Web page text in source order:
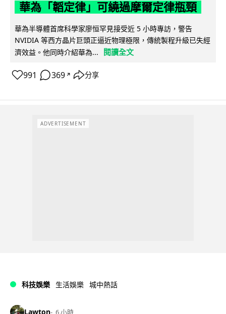
華為「韜定律」可繞過摩爾定律瓶頸
華為半導體首席科學家廖恒罕見接受近 5 小時專訪，警告
NVIDIA 等西方晶片巨頭正逼近物理極限，傳統製程升級已失經
濟效益。他同時介紹華為...
閱讀全文
991 369 ↗ 分享
ADVERTISEMENT
科技娛樂 生活娛樂 城中熱話
Lawton 6 小時